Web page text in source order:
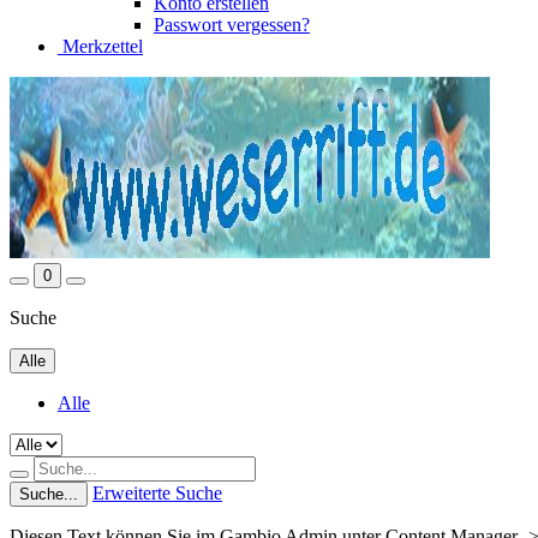
Passwort vergessen?
Merkzettel
0
Suche
Alle
Alle
Suche... Erweiterte Suche